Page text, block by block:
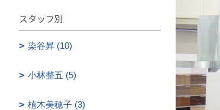
スタッフ別
染谷昇 (10)
小林整五 (5)
植木美穂子 (3)